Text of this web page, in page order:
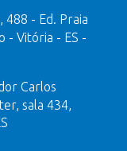
488 - Ed. Praia
- Vitória - ES -
Carlos
sala 434,